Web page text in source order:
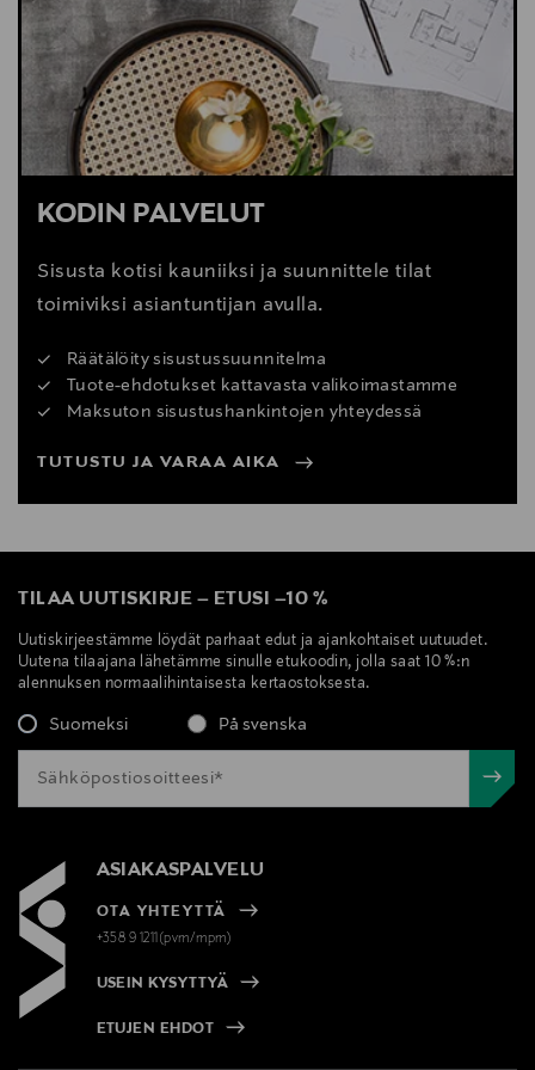
woodnotes@woodnotes.fi
KODIN PALVELUT
Sisusta kotisi kauniiksi ja suunnittele tilat
toimiviksi asiantuntijan avulla.
Räätälöity sisustussuunnitelma
Tuote-ehdotukset kattavasta valikoimastamme
Maksuton sisustushankintojen yhteydessä
TUTUSTU JA VARAA AIKA
TILAA UUTISKIRJE – ETUSI –10 %
Uutiskirjeestämme löydät parhaat edut ja ajankohtaiset uutuudet.
Uutena tilaajana lähetämme sinulle etukoodin, jolla saat 10 %:n
alennuksen normaalihintaisesta kertaostoksesta.
Suomeksi På svenska
ASIAKASPALVELU
OTA YHTEYTTÄ
+358 9 1211(pvm/mpm)
USEIN KYSYTTYÄ
ETUJEN EHDOT